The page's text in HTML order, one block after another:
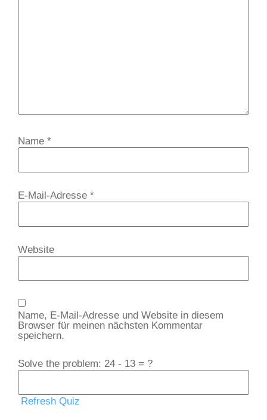
Name *
E-Mail-Adresse *
Website
Name, E-Mail-Adresse und Website in diesem
Browser für meinen nächsten Kommentar
speichern.
Solve the problem: 24 - 13 = ?
Refresh Quiz